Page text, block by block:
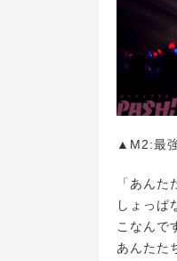
▲M2:最
「あん
しょっぱ
こなんで
あんたた